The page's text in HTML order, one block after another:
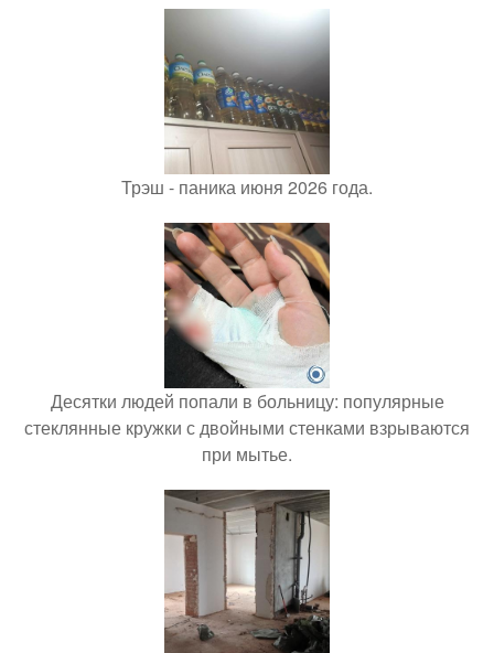
Трэш - паника июня 2026 года.
Десятки людей попали в больницу: популярные
стеклянные кружки с двойными стенками взрываются
при мытье.